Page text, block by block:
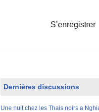
S’enregistrer
Dernières discussions
Une nuit chez les Thais noirs a